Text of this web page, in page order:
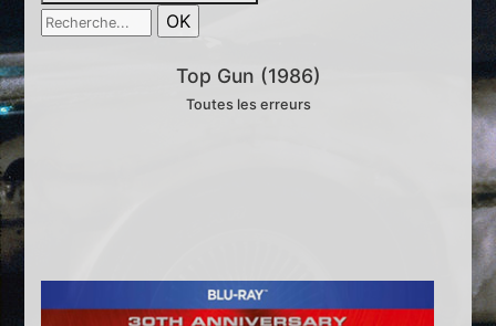
Top Gun (1986)
Toutes les erreurs